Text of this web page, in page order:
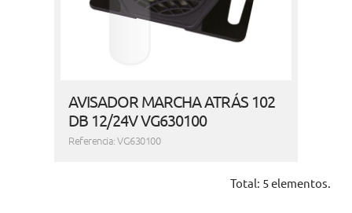
AVISADOR MARCHA ATRÁS 102
DB 12/24V VG630100
Referencia: VG630100
Total: 5 elementos.